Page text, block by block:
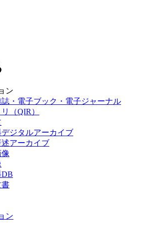
ン
誌・電子ブック・電子ジャーナル
（QIR）
ジタルアーカイブ
アーカイブ
DB
書
ン